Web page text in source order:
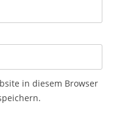
in diesem Browser